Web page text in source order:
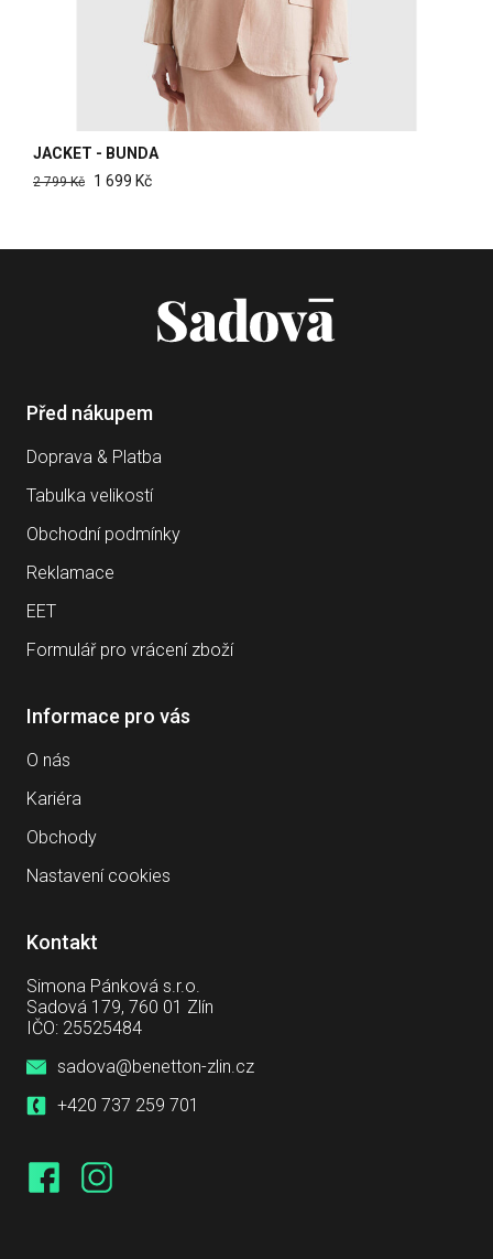
JACKET - BUNDA
2 799 Kč 1 699 Kč
Před nákupem
Doprava & Platba
Tabulka velikostí
Obchodní podmínky
Reklamace
EET
Formulář pro vrácení zboží
Informace pro vás
O nás
Kariéra
Obchody
Nastavení cookies
Kontakt
Simona Pánková s.r.o.
Sadová 179, 760 01 Zlín
IČO: 25525484
sadova@benetton-zlin.cz
+420 737 259 701